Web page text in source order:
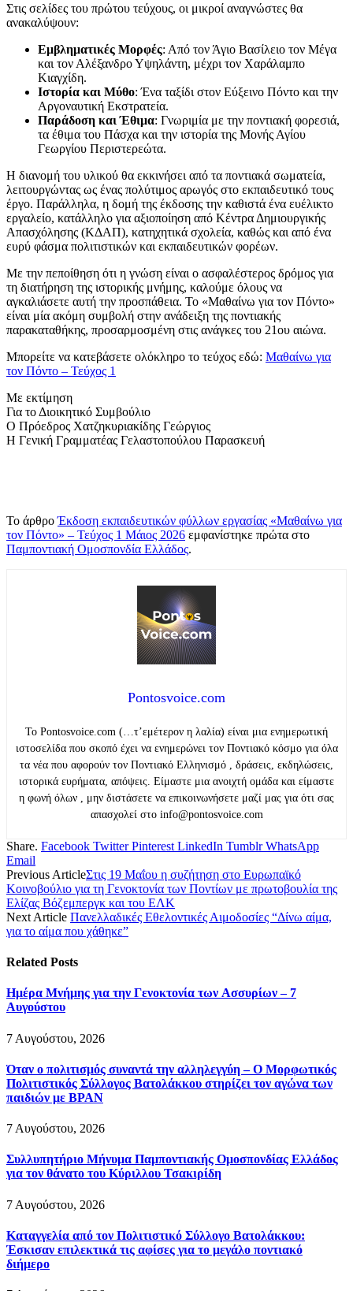
Στις σελίδες του πρώτου τεύχους, οι μικροί αναγνώστες θα
ανακαλύψουν:
Εμβληματικές Μορφές: Από τον Άγιο Βασίλειο τον Μέγα
και τον Αλέξανδρο Υψηλάντη, μέχρι τον Χαράλαμπο
Κιαγχίδη.
Ιστορία και Μύθο: Ένα ταξίδι στον Εύξεινο Πόντο και την
Αργοναυτική Εκστρατεία.
Παράδοση και Έθιμα: Γνωριμία με την ποντιακή φορεσιά,
τα έθιμα του Πάσχα και την ιστορία της Μονής Αγίου
Γεωργίου Περιστερεώτα.
Η διανομή του υλικού θα εκκινήσει από τα ποντιακά σωματεία,
λειτουργώντας ως ένας πολύτιμος αρωγός στο εκπαιδευτικό τους
έργο. Παράλληλα, η δομή της έκδοσης την καθιστά ένα ευέλικτο
εργαλείο, κατάλληλο για αξιοποίηση από Κέντρα Δημιουργικής
Απασχόλησης (ΚΔΑΠ), κατηχητικά σχολεία, καθώς και από ένα
ευρύ φάσμα πολιτιστικών και εκπαιδευτικών φορέων.
Με την πεποίθηση ότι η γνώση είναι ο ασφαλέστερος δρόμος για
τη διατήρηση της ιστορικής μνήμης, καλούμε όλους να
αγκαλιάσετε αυτή την προσπάθεια. Το «Μαθαίνω για τον Πόντο»
είναι μία ακόμη συμβολή στην ανάδειξη της ποντιακής
παρακαταθήκης, προσαρμοσμένη στις ανάγκες του 21ου αιώνα.
Μπορείτε να κατεβάσετε ολόκληρο το τεύχος εδώ: Μαθαίνω για
τον Πόντο – Τεύχος 1
Με εκτίμηση
Για το Διοικητικό Συμβούλιο
Ο Πρόεδρος Χατζηκυριακίδης Γεώργιος
Η Γενική Γραμματέας Γελαστοπούλου Παρασκευή
Το άρθροΈκδοση εκπαιδευτικών φύλλων εργασίας «Μαθαίνω για
τον Πόντο» – Τεύχος 1 Μάιος 2026 εμφανίστηκε πρώτα στο
Παμποντιακή Ομοσπονδία Ελλάδος.
Pontosvoice.com
Το Pontosvoice.com (…τ’εμέτερον η λαλία) είναι μια ενημερωτική
ιστοσελίδα που σκοπό έχει να ενημερώνει τον Ποντιακό κόσμο για όλα
τα νέα που αφορούν τον Ποντιακό Ελληνισμό , δράσεις, εκδηλώσεις,
ιστορικά ευρήματα, απόψεις. Είμαστε μια ανοιχτή ομάδα και είμαστε
η φωνή όλων , μην διστάσετε να επικοινωνήσετε μαζί μας για ότι σας
απασχολεί στο info@pontosvoice.com
Share. Facebook Twitter Pinterest LinkedIn Tumblr WhatsApp
Email
Previous ArticleΣτις 19 Μαΐου η συζήτηση στο Ευρωπαϊκό
Κοινοβούλιο για τη Γενοκτονία των Ποντίων με πρωτοβουλία της
Ελίζας Βόζεμπεργκ και του ΕΛΚ
Next Article Πανελλαδικές Εθελοντικές Αιμοδοσίες “Δίνω αίμα,
για το αίμα που χάθηκε”
Related Posts
Ημέρα Μνήμης για την Γενοκτονία των Ασσυρίων – 7
Αυγούστου
7 Αυγούστου, 2026
Όταν ο πολιτισμός συναντά την αλληλεγγύη – Ο Μορφωτικός
Πολιτιστικός Σύλλογος Βατολάκκου στηρίζει τον αγώνα των
παιδιών με BPAN
7 Αυγούστου, 2026
Συλλυπητήριο Μήνυμα Παμποντιακής Ομοσπονδίας Ελλάδος
για τον θάνατο του Κύριλλου Τσακιρίδη
7 Αυγούστου, 2026
Καταγγελία από τον Πολιτιστικό Σύλλογο Βατολάκκου:
Έσκισαν επιλεκτικά τις αφίσες για το μεγάλο ποντιακό
διήμερο